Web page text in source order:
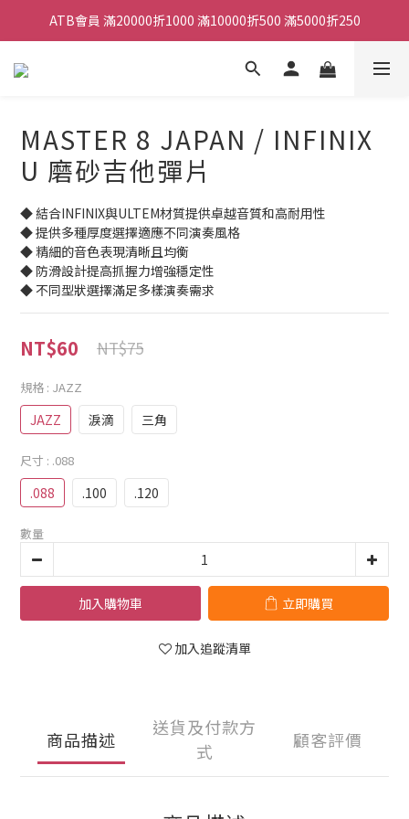
ATB會員 滿20000折1000 滿10000折500 滿5000折250
ATB會員 滿20000折1000 滿10000折500 滿5000折250
全館滿490元免運
ATB會員 滿20000折1000 滿10000折500 滿5000折250
MASTER 8 JAPAN / INFINIX
U 磨砂吉他彈片
◆ 結合INFINIX與ULTEM材質提供卓越音質和高耐用性
◆ 提供多種厚度選擇適應不同演奏風格
◆ 精細的音色表現清晰且均衡
◆ 防滑設計提高抓握力增強穩定性
◆ 不同型狀選擇滿足多樣演奏需求
NT$60 NT$75
規格 : JAZZ
JAZZ 淚滴 三角
尺寸 : .088
.088 .100 .120
數量
加入購物車 立即購買
加入追蹤清單
商品描述
送貨及付款方
式
顧客評價